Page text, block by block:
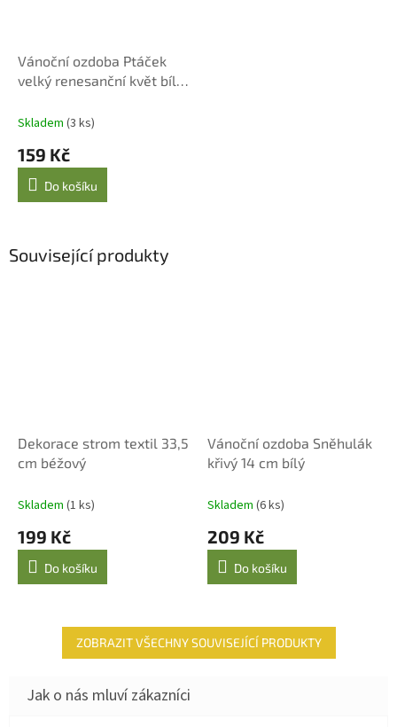
Vánoční ozdoba Ptáček
velký renesanční květ bílý
Skladem (3 ks)
159 Kč
Do košíku
Související produkty
Dekorace strom textil 33,5
cm béžový
Skladem (1 ks)
199 Kč
Do košíku
Vánoční ozdoba Sněhulák
křivý 14 cm bílý
Skladem (6 ks)
209 Kč
Do košíku
ZOBRAZIT VŠECHNY SOUVISEJÍCÍ PRODUKTY